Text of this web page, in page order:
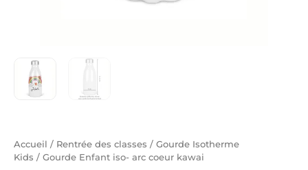
Accueil / Rentrée des classes / Gourde Isotherme
Kids / Gourde Enfant iso- arc coeur kawai